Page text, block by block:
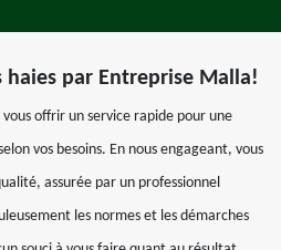
haies par Entreprise Malla!
offrir un service rapide pour une
vos besoins. En nous engageant, vous
assurée par un professionnel
les normes et les démarches